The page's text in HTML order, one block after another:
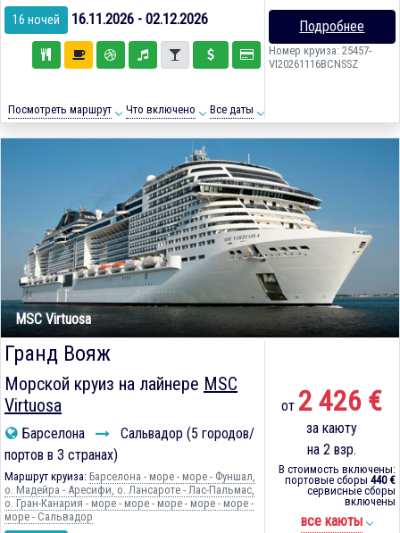
16 ночей 16.11.2026 - 02.12.2026
Посмотреть маршрут Что включено Все даты
Подробнее
Номер круиза: 25457-
VI20261116BCNSSZ
MSC Virtuosa
Гранд Вояж
Морской круиз на лайнере MSC
Virtuosa
Барселона
Сальвадор (5 городов/
портов в 3 странах)
Маршрут круиза: Барселона - море - море - Фуншал,
о. Мадейра - Аресифи, о. Лансароте - Лас-Пальмас,
о. Гран-Канария - море - море - море - море - море -
море - Сальвадор
от 2 426 €
за каюту
на 2 взр.
В стоимость включены:
портовые сборы 440 €
сервисные сборы
включены
все каюты